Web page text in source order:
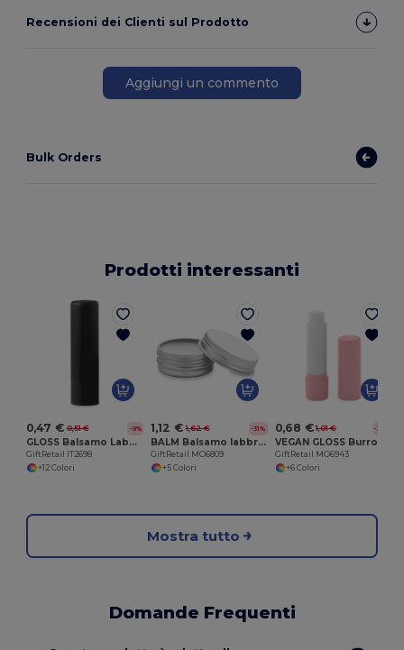
Recensioni dei Clienti sul Prodotto
Aggiungi un commento
Bulk Orders
Prodotti interessanti
0,47 € 0,51 € -9%
GLOSS Balsamo Labbra Naturale Protettivo SPF10
GiftRetail IT2698
+12 Colori
1,12 € 1,62 € -31%
BALM Balsamo labbra vegano
GiftRetail MO6809
+5 Colori
0,68 € 1,01 € -33%
GiftRetail MO6943
+6 Colori
Mostra tutto
Domande Frequenti